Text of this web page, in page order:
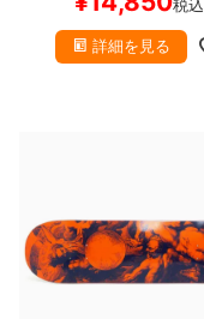
税込
詳細を見る